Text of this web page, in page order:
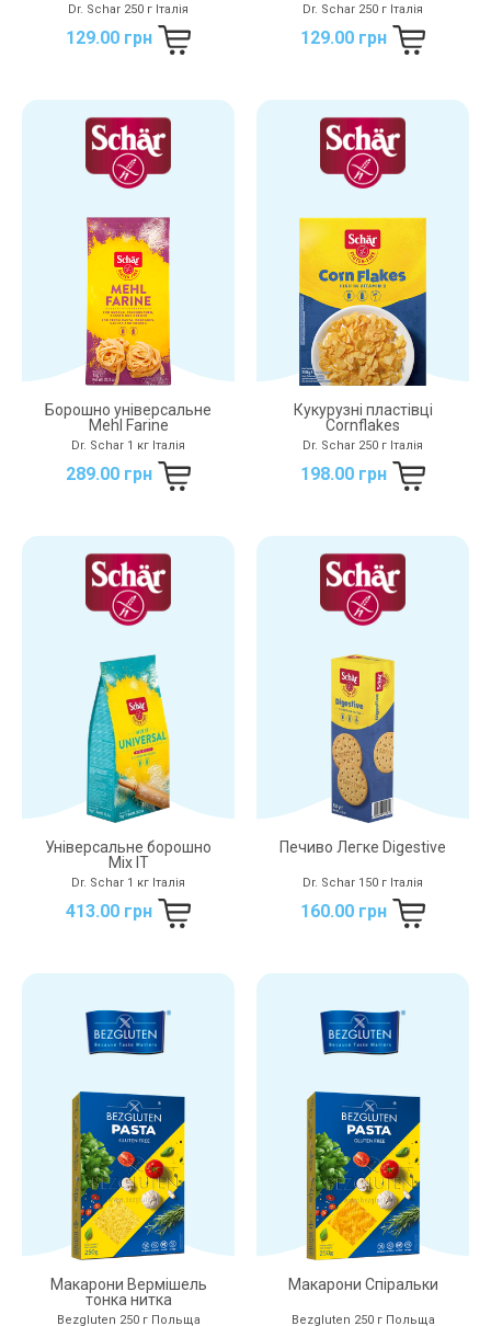
Dr. Schar 250 г Італія
129.00 грн
Dr. Schar 250 г Італія
129.00 грн
Борошно універсальне
Mehl Farine
Dr. Schar 1 кг Італія
289.00 грн
Кукурузні пластівці
Cornflakes
Dr. Schar 250 г Італія
198.00 грн
Універсальне борошно
Mix IT
Dr. Schar 1 кг Італія
413.00 грн
Печиво Легке Digestive
Dr. Schar 150 г Італія
160.00 грн
Макарони Вермішель
тонка нитка
Bezgluten 250 г Польща
Макарони Спіральки
Bezgluten 250 г Польща